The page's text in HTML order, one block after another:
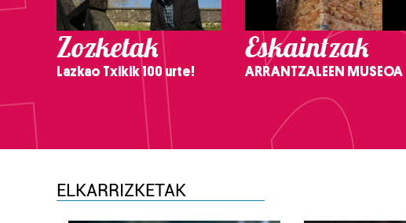
Zozketak
Lazkao Txikik 100 urte!
Eskaintzak
ARRANTZALEEN MUSEOA
ELKARRIZKETAK